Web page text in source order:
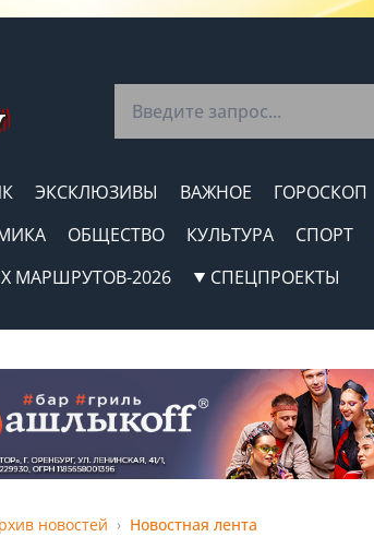
ЭКСКЛЮЗИВЫ ВАЖНОЕ ГОРОСКОП
ОБЩЕСТВО КУЛЬТУРА СПОРТ
МАРШРУТОВ-2026
СПЕЦПРОЕКТЫ
новостей Новостная лента